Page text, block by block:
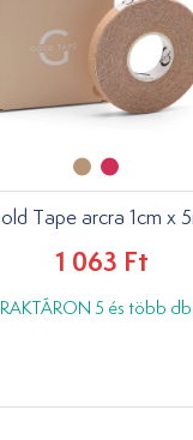
Tape arcra 1cm x
1 063 Ft
RAKTÁRON 5 és több db